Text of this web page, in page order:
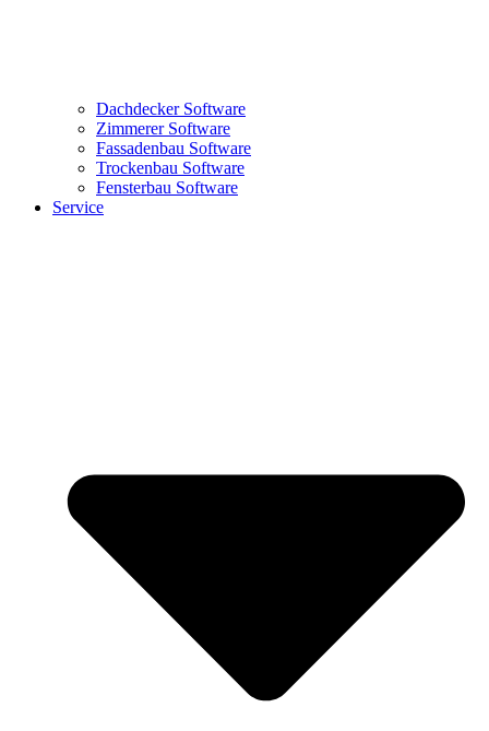
Dachdecker Software
Zimmerer Software
Fassadenbau Software
Trockenbau Software
Fensterbau Software
Service